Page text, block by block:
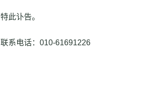
特此讣告。
联系电话：010-61691226